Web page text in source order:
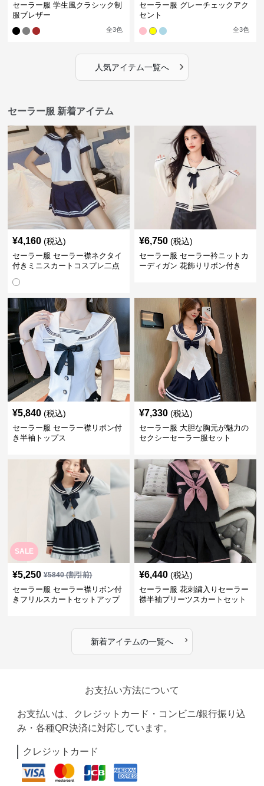
セーラー服 学生風クラシック制
服ブレザー
全3色
セーラー服 グレーチェックアク
セント
全3色
人気アイテム一覧へ ›
セーラー服 新着アイテム
¥4,160 (税込)
セーラー服 セーラー襟ネクタイ
付きミニスカートコスプレ二点
¥6,750 (税込)
セーラー服 セーラー衿ニットカ
ーディガン 花飾りリボン付き
¥5,840 (税込)
セーラー服 セーラー襟リボン付
き半袖トップス
¥7,330 (税込)
セーラー服 大胆な胸元が魅力の
セクシーセーラー服セット
SALE
¥5,250 ¥5840(割引前)
セーラー服 セーラー襟リボン付
きフリルスカートセットアップ
¥6,440 (税込)
セーラー服 花刺繍入りセーラー
襟半袖プリーツスカートセット
新着アイテムの一覧へ ›
お支払い方法について
お支払いは、クレジットカード・コンビニ/銀行振り込
み・各種QR決済に対応しています。
クレジットカード